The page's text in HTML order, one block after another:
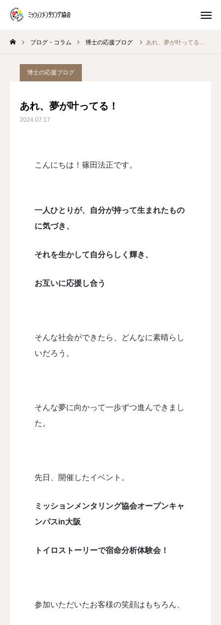
ブログ・コラム 博士の応援ブログ あれ、夢が叶ってる！
博士の応援ブログ
あれ、夢が叶ってる！
2024.07.17
こんにちは！篠田法正です。
一人ひとりが、自分が持って生まれたもの
に気づき、
それを生かして自分らしく輝き、
お互いに応援し合う
そんな社会ができたら、どんなに素晴らし
いだろう。
そんな夢に向かって一歩ずつ進んできまし
た。
先日、開催したイベント。
ミッションメンタリング協会オープンキャ
ンパスin大阪
トイロストーリーで宿命分析体験会！
参加いただいたお客様の笑顔はもちろん、
プレ講座
トイロキャラ解説
ミッションメンタリングとは
プログラム
お問い合わせ